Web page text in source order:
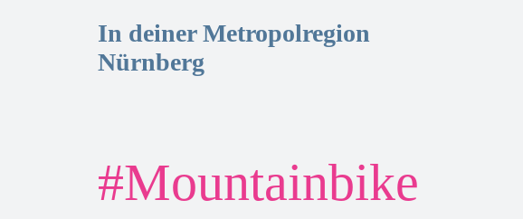
In deiner Metropolregion
Nürnberg
#Mountainbike